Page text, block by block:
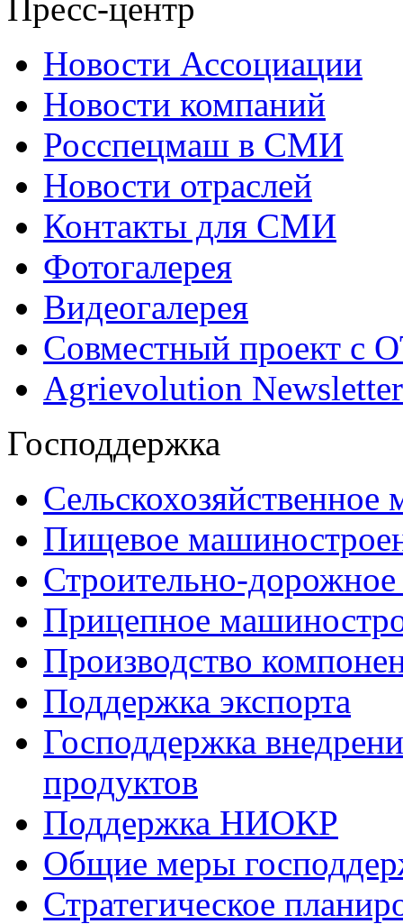
Пресс-центр
Новости Ассоциации
Новости компаний
Росспецмаш в СМИ
Новости отраслей
Контакты для СМИ
Фотогалерея
Видеогалерея
Совместный проект с
Agrievolution Newsletter
Господдержка
Пищевое
Строительно-
Прицепное
Производство
Поддержка экспорта
Господдержка
продуктов
Поддержка НИОКР
Общие меры
Стратегическое